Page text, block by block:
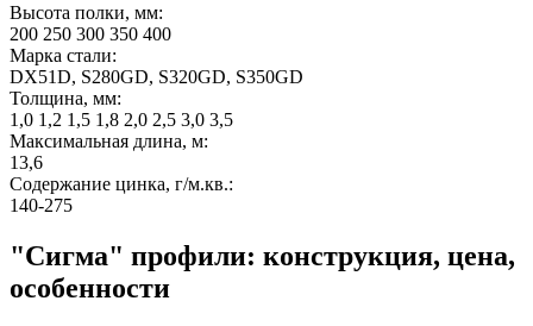
Высота полки, мм:
200 250 300 350 400
Марка стали:
DX51D, S280GD, S320GD, S350GD
Толщина, мм:
1,0 1,2 1,5 1,8 2,0 2,5 3,0 3,5
Максимальная длина, м:
13,6
Содержание цинка, г/м.кв.:
140-275
"Сигма" профили: конструкция, цена,
особенности